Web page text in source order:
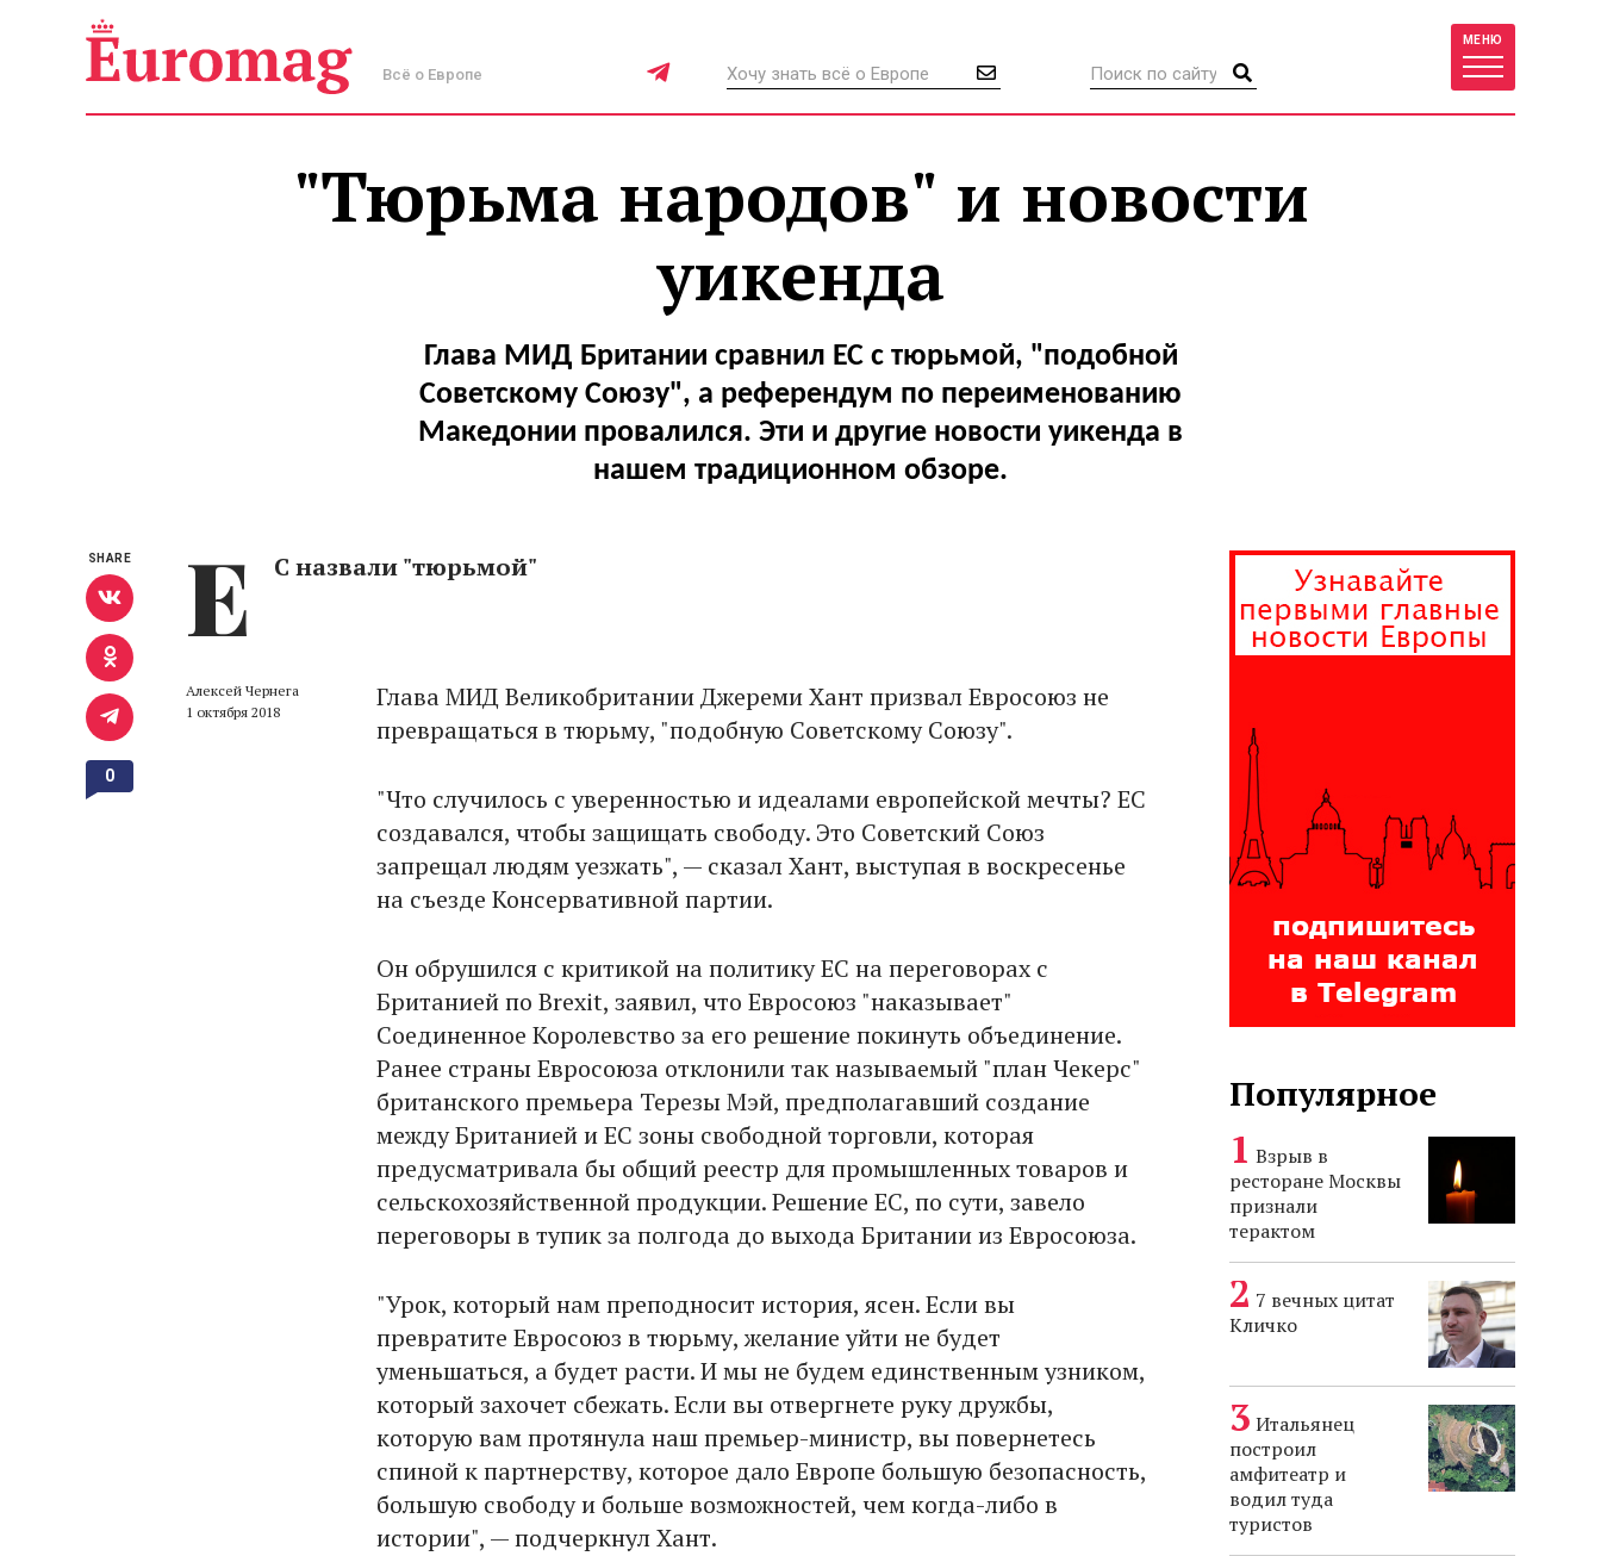
Всё о Европе
МЕНЮ
"Тюрьма народов" и новости
уикенда
Глава МИД Британии сравнил ЕС с тюрьмой, "подобной
Советскому Союзу", а референдум по переименованию
Македонии провалился. Эти и другие новости уикенда в
нашем традиционном обзоре.
Е С назвали "тюрьмой"
Алексей Чернега
1 октября 2018
Глава МИД Великобритании Джереми Хант призвал Евросоюз не
превращаться в тюрьму, "подобную Советскому Союзу".
"Что случилось с уверенностью и идеалами европейской мечты? ЕС
создавался, чтобы защищать свободу. Это Советский Союз
запрещал людям уезжать", — сказал Хант, выступая в воскресенье
на съезде Консервативной партии.
Он обрушился с критикой на политику ЕС на переговорах с
Британией по Brexit, заявил, что Евросоюз "наказывает"
Соединенное Королевство за его решение покинуть объединение.
Ранее страны Евросоюза отклонили так называемый "план Чекерс"
британского премьера Терезы Мэй, предполагавший создание
между Британией и ЕС зоны свободной торговли, которая
предусматривала бы общий реестр для промышленных товаров и
сельскохозяйственной продукции. Решение ЕС, по сути, завело
переговоры в тупик за полгода до выхода Британии из Евросоюза.
"Урок, который нам преподносит история, ясен. Если вы
превратите Евросоюз в тюрьму, желание уйти не будет
уменьшаться, а будет расти. И мы не будем единственным узником,
который захочет сбежать. Если вы отвергнете руку дружбы,
которую вам протянула наш премьер-министр, вы повернетесь
спиной к партнерству, которое дало Европе большую безопасность,
большую свободу и больше возможностей, чем когда-либо в
истории", — подчеркнул Хант.
SHARE
0
Популярное
Взрыв в
ресторане Москвы
признали
терактом
7 вечных цитат
Кличко
Итальянец
построил
амфитеатр и
водил туда
туристов